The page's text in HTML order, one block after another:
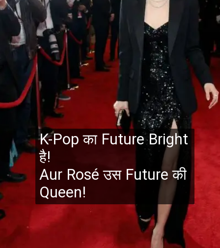
K-Pop का Future Bright
है!
Aur Rosé उस Future की
Queen!